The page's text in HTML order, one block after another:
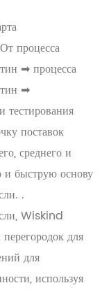
процесса
➡ процесса
➡
тестирования
поставок
среднего и
и быструю основу
.
Wiskind
для
для
используя